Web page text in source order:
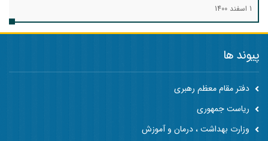
1 اسفند 1400
پیوند ها
دفتر مقام معظم رهبری
ریاست جمهوری
وزارت بهداشت ، درمان و آموزش